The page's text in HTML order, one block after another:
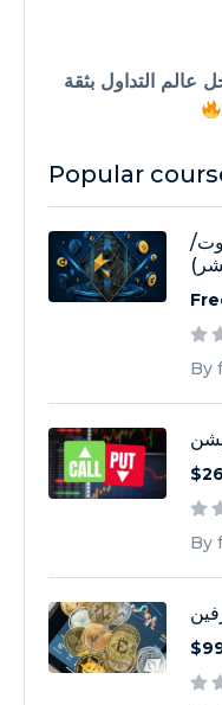
التداول بثقة
Popular
By
By